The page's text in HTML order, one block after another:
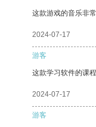
这款游戏的音乐非
2024-07-17
游客
这款学习软件的课
2024-07-17
游客